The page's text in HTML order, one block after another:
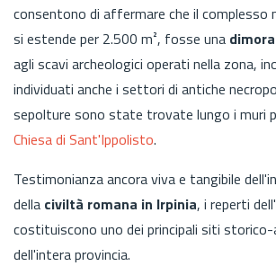
consentono di affermare che il complesso
si estende per 2.500 m², fosse una
agli scavi archeologici operati nella zona,
individuati anche i settori di antiche
sepolture sono state trovate lungo i muri
Chiesa di Sant'Ippolisto.
Testimonianza ancora viva e tangibile
della civiltà romana in Irpinia, i reperti
costituiscono uno dei principali siti storico-
dell'intera provincia.